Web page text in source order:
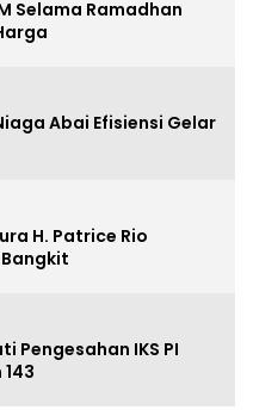
Selama Ramadhan
Abai Efisiensi Gelar
H. Patrice Rio
Pengesahan IKS PI
143